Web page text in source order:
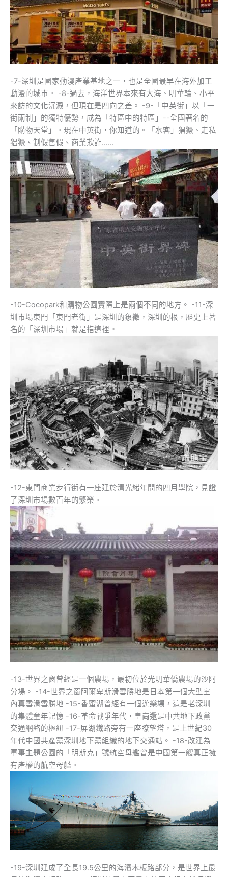
-7-深圳是國家動漫產業基地之一，也是全國最早在海外加工
動漫的城市。 -8-過去，海洋世界本來有大海、明華輪、小平
來訪的文化沉澱，但現在是四向之差。 -9-「中英街」以「一
街兩制」的獨特優勢，成為「特區中的特區」--全國著名的
「購物天堂」。現在中英街，你知道的。「水客」猖獗、走私
猖獗、制假售假、商業欺詐……
-10-Cocopark和購物公園實際上是兩個不同的地方。 -11-深
圳市場東門「東門老街」是深圳的象徵，深圳的根，歷史上著
名的「深圳市場」就是指這裡。
-12-東門商業步行街有一座建於清光緒年間的四月學院，見證
了深圳市場數百年的繁榮。
-13-世界之窗曾經是一個農場，最初位於光明華僑農場的沙阿
分場。 -14-世界之窗阿爾卑斯滑雪勝地是日本第一個大型室
內真雪滑雪勝地 -15-香蜜湖曾經有一個遊樂場，這是老深圳
的集體童年記憶 -16-革命戰爭年代，皇崗還是中共地下政黨
交通網絡的樞紐 -17-屏湖鐵路旁有一座瞭望塔，是上世紀30
年代中國共產黨深圳地下黨組織的地下交通站。 -18-改建為
軍事主題公園的「明斯克」號航空母艦曾是中國第一艘真正擁
有產權的航空母艦。
-19-深圳建成了全長19.5公里的海濱木板路部分，是世界上最